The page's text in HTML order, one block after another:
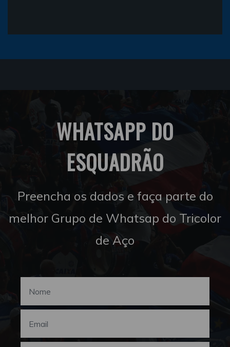
WHATSAPP DO
ESQUADRÃO
Preencha os dados e faça parte do
melhor Grupo de Whatsap do Tricolor
de Aço